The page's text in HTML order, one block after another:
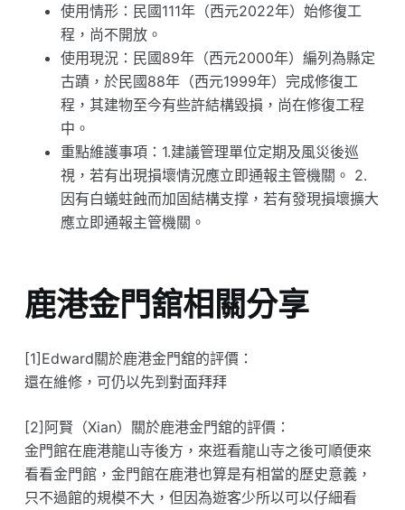
使用情形：民國111年（西元2022年）始修復工
程，尚不開放。
使用現況：民國89年（西元2000年）編列為縣定
古蹟，於民國88年（西元1999年）完成修復工
程，其建物至今有些許結構毀損，尚在修復工程
中。
重點維護事項：1.建議管理單位定期及風災後巡
視，若有出現損壞情況應立即通報主管機關。 2.
因有白蟻蛀蝕而加固結構支撑，若有發現損壞擴大
應立即通報主管機關。
鹿港金門舘相關分享
[1]Edward關於鹿港金門舘的評價：
還在維修，可仍以先到對面拜拜
[2]阿賢（Xian）關於鹿港金門舘的評價：
金門館在鹿港龍山寺後方，來逛看龍山寺之後可順便來
看看金門館，金門館在鹿港也算是有相當的歷史意義，
只不過館的規模不大，但因為遊客少所以可以仔細看